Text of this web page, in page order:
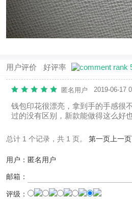
用户评价 好评率
匿名用户 2019-06-17
钱包印花很漂亮，拿到手的手感很
过的没有区别，新款能做得这么好
总计 1 个记录，共 1 页。 第一页 上一页
用户：匿名用户
邮箱：
评级：